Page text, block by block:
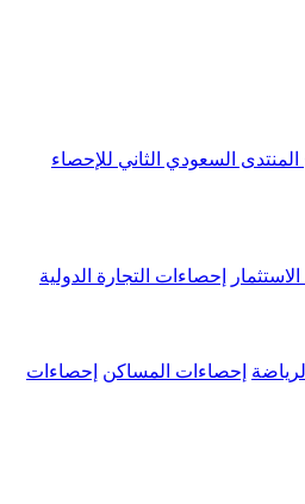
المنتدى السعودي الثاني للإحصاء
إحصاءات التجارة الدولية
إحصاءات المساكن إحصاءات